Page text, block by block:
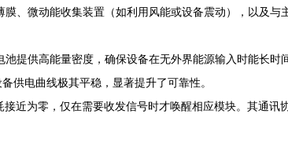
、微动能收集装置（如利用风能或设备震动），以及
提供高能量密度，确保设备在无外界能源输入时能长
供电曲线极其平稳，显著提升了可靠性。
近为零，仅在需要收发信号时才唤醒相应模块。其通